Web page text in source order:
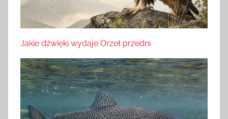
Jakie dźwięki wydaje Orzeł przedni